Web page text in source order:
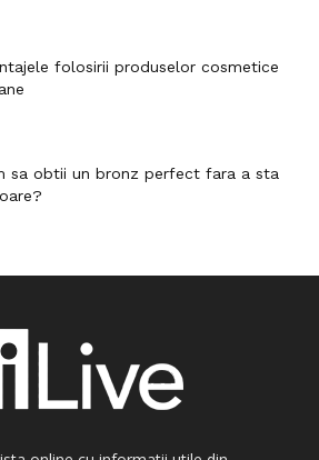
folosirii produselor cosmetice
sa obtii un bronz perfect fara a sta